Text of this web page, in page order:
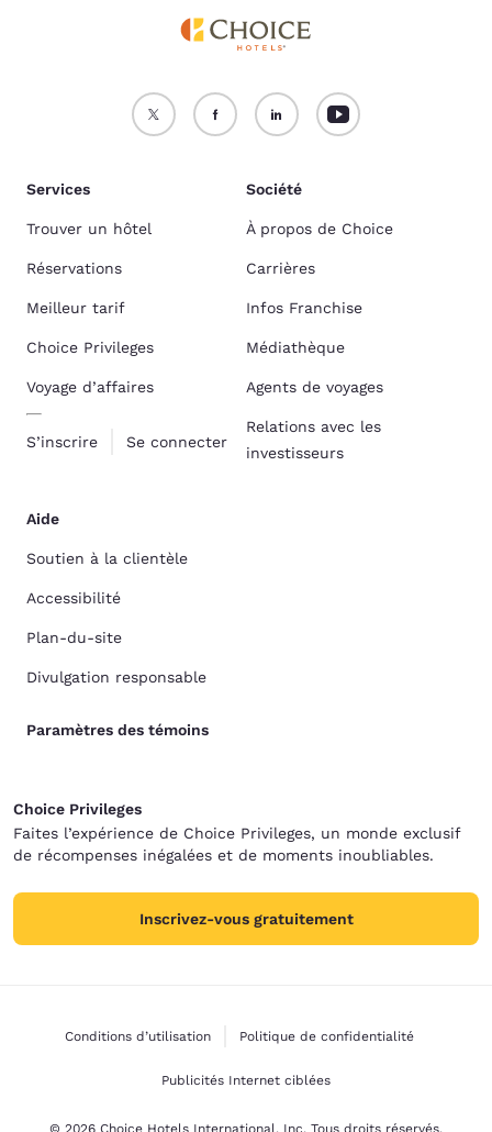
Services
Trouver un hôtel
Réservations
Meilleur tarif
Choice Privileges
Voyage d’affaires
S’inscrire Se connecter
Société
À propos de Choice
Carrières
Infos Franchise
Médiathèque
Agents de voyages
Relations avec les
investisseurs
Aide
Soutien à la clientèle
Accessibilité
Plan-du-site
Divulgation responsable
Paramètres des témoins
Choice Privileges
Faites l’expérience de Choice Privileges, un monde exclusif
de récompenses inégalées et de moments inoubliables.
Inscrivez-vous gratuitement
Conditions d’utilisation Politique de confidentialité
Publicités Internet ciblées
© 2026 Choice Hotels International, Inc. Tous droits réservés.